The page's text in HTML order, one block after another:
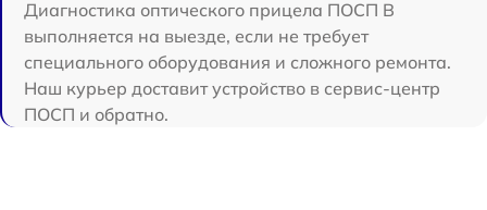
Диагностика оптического прицела ПОСП B
выполняется на выезде, если не требует
специального оборудования и сложного ремонта.
Наш курьер доставит устройство в сервис-центр
ПОСП и обратно.